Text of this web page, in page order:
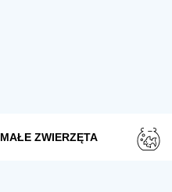
MAŁE ZWIERZĘTA